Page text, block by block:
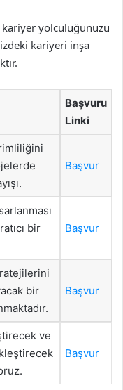
kariyer yolculuğunuzu
kariyeri inşa
Başvuru
Linki
Başvur
bir
Başvur
bir
Başvur
ve
Başvur